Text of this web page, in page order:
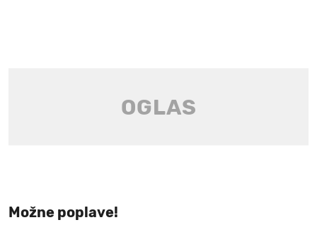
Možne poplave!